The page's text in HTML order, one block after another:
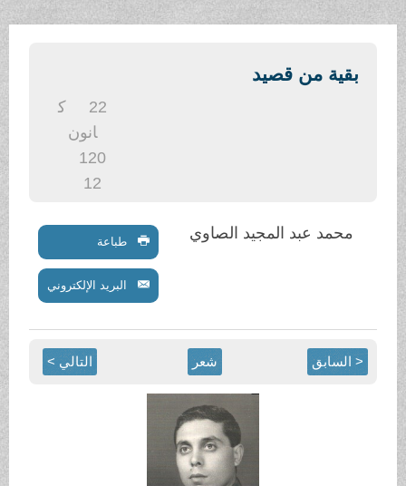
ث
بقية من قصيد
انون
120
محمد عبد المجيد الصاوي طباعة
البريد الإلكتروني
< السابق شعر التالي >